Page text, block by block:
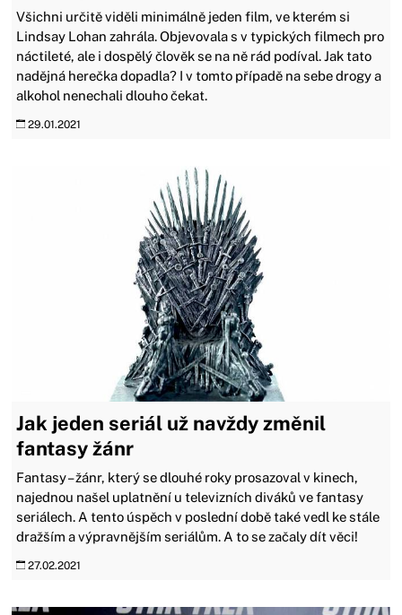
Všichni určitě viděli minimálně jeden film, ve kterém si
Lindsay Lohan zahrála. Objevovala s v typických filmech pro
náctileté, ale i dospělý člověk se na ně rád podíval. Jak tato
nadějná herečka dopadla? I v tomto případě na sebe drogy a
alkohol nenechali dlouho čekat.
29.01.2021
Jak jeden seriál už navždy změnil
fantasy žánr
Fantasy – žánr, který se dlouhé roky prosazoval v kinech,
najednou našel uplatnění u televizních diváků ve fantasy
seriálech. A tento úspěch v poslední době také vedl ke stále
dražším a výpravnějším seriálům. A to se začaly dít věci!
27.02.2021